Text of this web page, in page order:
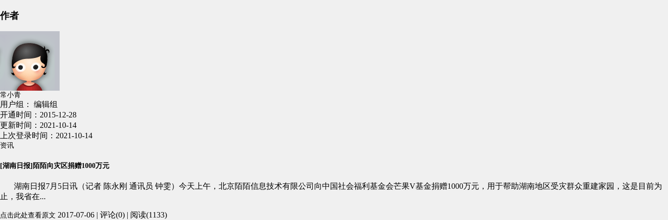
作者
常小青
用户组： 编辑组
开通时间：2015-12-28
更新时间：2021-10-14
上次登录时间：2021-10-14
资讯
[湖南日报]陌陌向灾区捐赠1000万元
湖南日报7月5日讯（记者 陈永刚 通讯员 钟雯）今天上午，北京陌陌信息技术有限公司向中国社会福利基金会芒果V基金捐赠1000万元，用于帮助湖南地区受灾群众重建家园，这是目前为
止，我省在...
点击此处查看原文 2017-07-06 | 评论(0) | 阅读(1133)